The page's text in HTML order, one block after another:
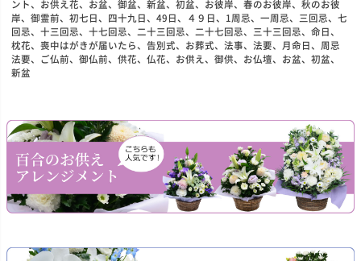
ント、お供え花、お盆、御盆、新盆、初盆、お彼岸、春のお彼岸、秋のお彼
岸、御霊前、初七日、四十九日、49日、４９日、1周忌、一周忌、三回忌、七
回忌、十三回忌、十七回忌、二十三回忌、二十七回忌、三十三回忌、命日、
枕花、喪中はがきが届いたら、告別式、お葬式、法事、法要、月命日、周忌
法要、ご仏前、御仏前、供花、仏花、お供え、御供、お仏壇、お盆、初盆、
新盆